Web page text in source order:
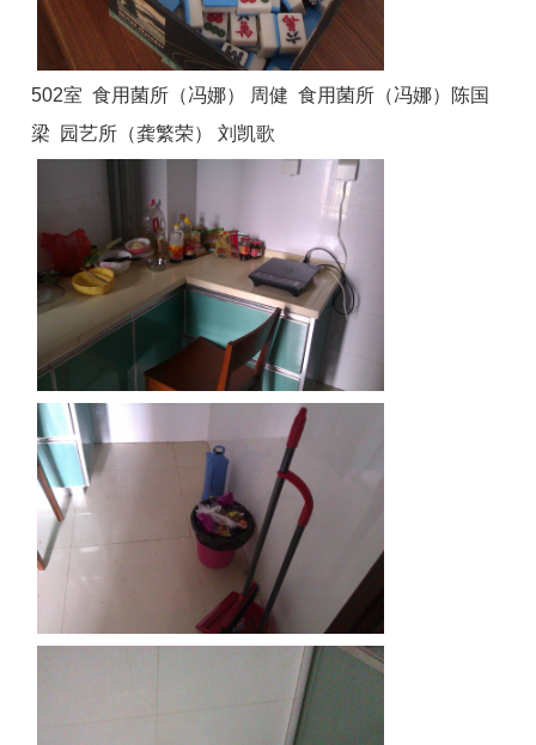
502室 食用菌所（冯娜） 周健 食用菌所（冯娜）陈国
梁 园艺所（龚繁荣） 刘凯歌